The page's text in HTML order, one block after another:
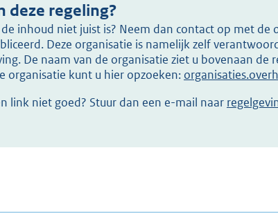
deze regeling?
inhoud niet juist is? Neem dan contact op met de
Deze organisatie is namelijk zelf
De naam van de organisatie ziet u bovenaan de
organisatie kunt u hier opzoeken:
link niet goed? Stuur dan een e-mail naar